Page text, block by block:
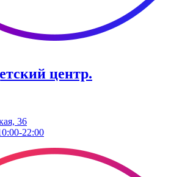
центр.
36
22:00